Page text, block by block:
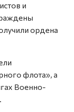
и
ордена
флота», а
Военно-